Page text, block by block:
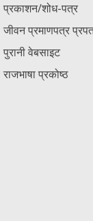
प्रकाशन/शोध-पत्र
जीवन प्रमाणपत्र
पुरानी वेबसाइट
राजभाषा प्रकोष्ठ